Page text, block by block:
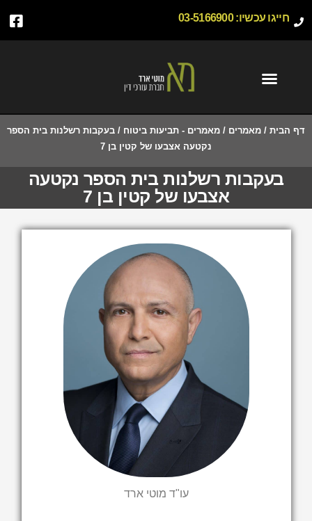
חייגו עכשיו:03-5166900
דף הבית / מאמרים / מאמרים - תביעות ביטוח / בעקבות רשלנות בית הספר
נקטעה אצבעו של קטין בן 7
בעקבות רשלנות בית הספר נקטעה
אצבעו של קטין בן 7
עו"ד מוטי ארד